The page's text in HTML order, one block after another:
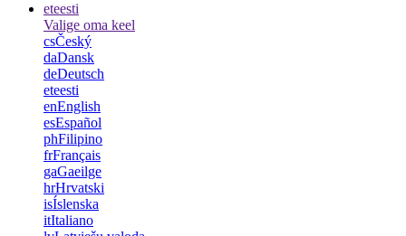
eteesti
Valige oma keel
csČeský
daDansk
deDeutsch
eteesti
enEnglish
esEspañol
phFilipino
frFrançais
gaGaeilge
hrHrvatski
isÍslenska
itItaliano